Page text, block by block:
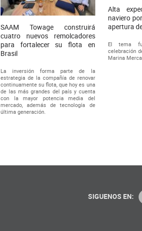
SAAM Towage construirá
cuatro nuevos remolcadores
para fortalecer su flota en
Brasil
La inversión forma parte de la
estrategia de la compañía de renovar
continuamente su flota, que hoy es una
de las más grandes del país y cuenta
con la mayor potencia media del
mercado, además de tecnología de
última generación.
Alta
naviero
apertura
El tema
celebración
Marina
SIGUENOS EN: